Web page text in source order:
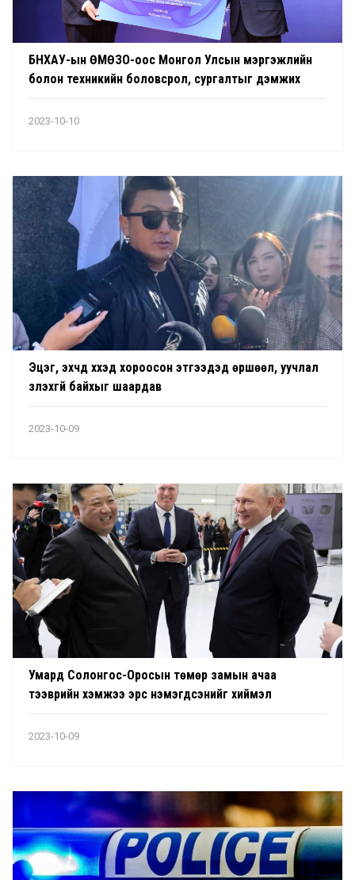
БНХАУ-ын ӨМӨЗО-оос Монгол Улсын мэргэжлийн
болон техникийн боловсрол, сургалтыг дэмжих
буцалтгүй тусламж олгожээ
2023-10-10
Эцэг, эхчүүд хүүхэд хороосон этгээдэд өршөөл, уучлал
үзүүлэхгүй байхыг шаардав
2023-10-09
Умард Солонгос-Оросын төмөр замын ачаа
тээврийн хэмжээ эрс нэмэгдсэнийг хиймэл
дагуулаас авсан зураг харуулжээ
2023-10-09